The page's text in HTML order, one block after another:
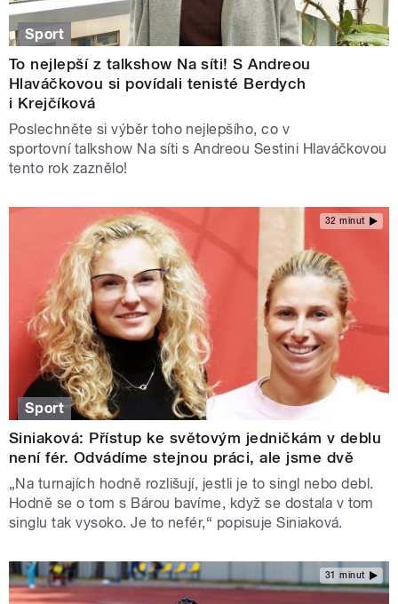
Sport
To nejlepší z talkshow Na síti! S Andreou
Hlaváčkovou si povídali tenisté Berdych
i Krejčíková
Poslechněte si výběr toho nejlepšího, co v
sportovní talkshow Na síti s Andreou Sestini Hlaváčkovou
tento rok zaznělo!
32 minut
Sport
Siniaková: Přístup ke světovým jedničkám v deblu
není fér. Odvádíme stejnou práci, ale jsme dvě
„Na turnajích hodně rozlišují, jestli je to singl nebo debl.
Hodně se o tom s Bárou bavíme, když se dostala v tom
singlu tak vysoko. Je to nefér,“ popisuje Siniaková.
31 minut